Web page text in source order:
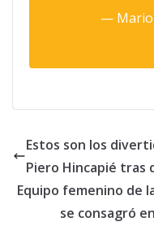
— Mario
Estos son los
Piero Hincapié tras
Equipo femenino de
se consagró